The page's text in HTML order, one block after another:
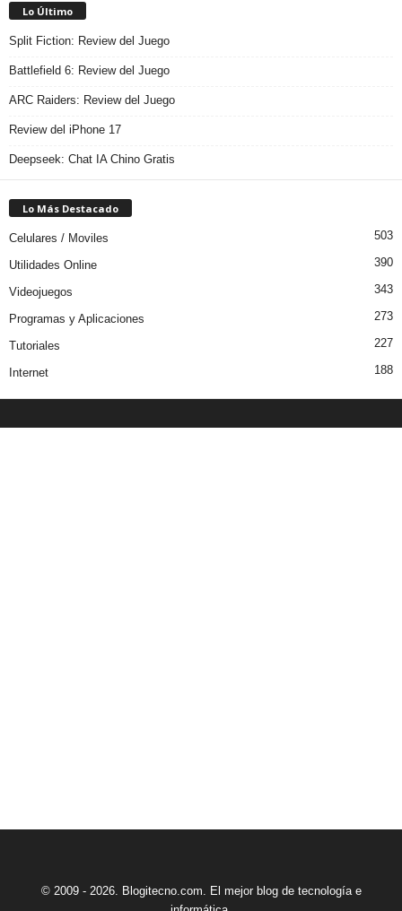
Lo Último
Split Fiction: Review del Juego
Battlefield 6: Review del Juego
ARC Raiders: Review del Juego
Review del iPhone 17
Deepseek: Chat IA Chino Gratis
Lo Más Destacado
Celulares / Moviles 503
Utilidades Online 390
Videojuegos 343
Programas y Aplicaciones 273
Tutoriales 227
Internet 188
© 2009 - 2026. Blogitecno.com. El mejor blog de tecnología e